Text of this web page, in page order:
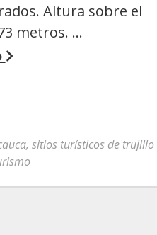
Altura sobre el
metros. …
, sitios turísticos de trujillo